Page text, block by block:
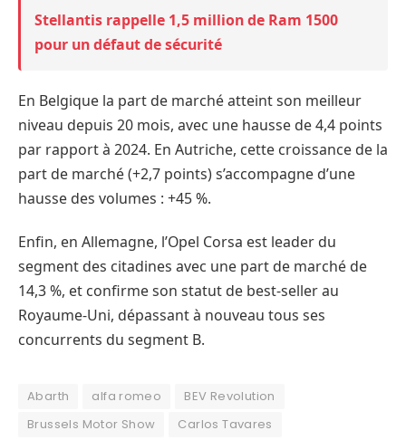
Stellantis rappelle 1,5 million de Ram 1500
pour un défaut de sécurité
En Belgique la part de marché atteint son meilleur
niveau depuis 20 mois, avec une hausse de 4,4 points
par rapport à 2024. En Autriche, cette croissance de la
part de marché (+2,7 points) s’accompagne d’une
hausse des volumes : +45 %.
Enfin, en Allemagne, l’Opel Corsa est leader du
segment des citadines avec une part de marché de
14,3 %, et confirme son statut de best-seller au
Royaume-Uni, dépassant à nouveau tous ses
concurrents du segment B.
Abarth alfa romeo
BEV Revolution
Brussels Motor Show
Carlos Tavares